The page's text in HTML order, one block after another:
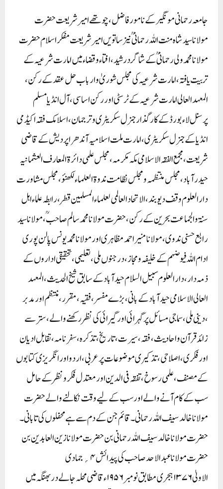
جامعہ رحمانی مونگیر کے نامور فاضل،چوتھے امیر شریعت حضرت
مولاناسید شاہ منت اللہ رحمانی ؒ نیزساتویں امیرشریعت مفکراسلام حضرت
مولانا محمد ولی رحمانیؒ کے شاگرد رشید، افتاء وقضاء میں امارت شرعیہ کے
تربیت یافتہ، امارت شرعیہ کی مجلس شوریٰ وارباب حل عقد کے رکن،
المعہدالعالی امارت شرعیہ کے ٹرسٹی اور رکن اساسی، آل انڈیا مسلم
پرسنل لاء بورڈ کے کارگذار جنرل سکریٹری وترجمان، اسلامک فقہ اکیڈمی
انڈیا کے جنرل سکریٹری ، امارت ملت اسلامیہ آندھرا پردیش کے قاضی
شریعت ، مجمع الفقہ الاسلامی مکہ مکرمہ ،مجلس علمی دائرۃ المعارف العثمانیہ
حیدرآباد ،مجلس منتظمہ و مجلس نظامت ندوۃ العلماء لکھنؤ ، مجلس مشاورت
دارالعلوم وقف دیوبند، الاتحاد العالمی لعلماء المسلمین قطر، رابطہ علماء اہل
سنۃ والجماعت بحرین کے رکن، حضرت مولانامحمد سالم صاحبؒ ،مولانا سید
رابع حسنی ندوی، مولانامنیر احمد مظاہری اور مولانامحمد یونس پالن پوری
ادام اللہ فیوضہم کے خلیفہ و مجاز، درجنوں ملی، تعلیمی، تحقیقی اداروں کے
ذمہ دار، دارالعلوم سبیل السلام حید آباد کے سابق شیخ الحدیث ، المعہد
العالی الاسلامی حید آباد کے بانی، بڑے مفسر، فقیہ، مقرر، منتظم اور مدبر
،دینی ملی، سماجی مسائل پر گہرائی اور گیرائی کی نظر رکھنے والے، ستر سے
زائد قرآن واحادیث، فقہ ،سیرت، تاریخ، تذکرہ، سفرنامہ،تقابل ادیان
اور فکری ،اصلاحی ، تذکیری موضوعات پر عربی، اردو اور انگریزی کتابوں
کے مصنف ،علمی رسوخ، تفقہ فی الدین اور معتدل فکرونظر کے حامل
سب کے کام آنے والے اور سب کے لیے وقت نکالنے والے حضرت
مولانا خالد سیف اللہ رحمانی۔قائم جن کے دم سے ہے محفلوں کی تابانی ۔
حضرت مولانا خالد سیف اللہ رحمانی بن حضرت مولانا زین العابدین بن
حضرت مولانا عبد الاحد صاحب کی پیدائش ۴؍جمادی
الاولیٰ ۱۳۷۶ہجری مطابق نومبر ۱۹۵۶ء قاضی محلہ جالے دربھنگہ میں